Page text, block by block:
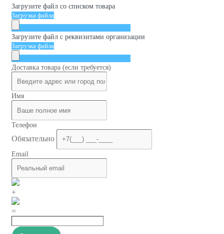
Загрузите файл со списком товара
Загрузка файла
Загрузите файл с реквизитами организации
Загрузка файла
Доставка товара (если требуется)
Имя
Телефон
Обязательно
Email
+
=